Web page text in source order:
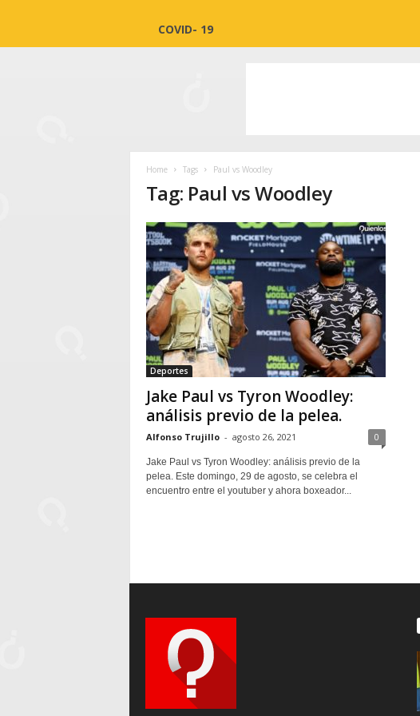
COVID- 19
Home Tags Paul vs Woodley
Tag: Paul vs Woodley
Deportes
Jake Paul vs Tyron Woodley:
análisis previo de la pelea.
Alfonso Trujillo - agosto 26, 2021 0
Jake Paul vs Tyron Woodley: análisis previo de la
pelea. Este domingo, 29 de agosto, se celebra el
encuentro entre el youtuber y ahora boxeador...